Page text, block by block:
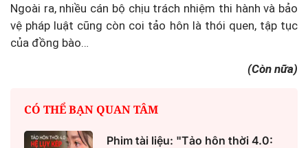
Ngoài ra, nhiều cán bộ chịu trách nhiệm thi hành và bảo
vệ pháp luật cũng còn coi tảo hôn là thói quen, tập tục
của đồng bào…
(Còn nữa)
CÓ THỂ BẠN QUAN TÂM
Phim tài liệu: "Tảo hôn thời 4.0: